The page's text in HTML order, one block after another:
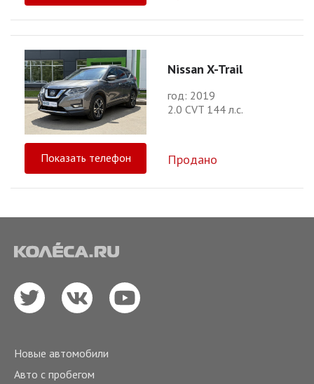
Nissan X-Trail
год: 2019
2.0 CVT 144 л.с.
Показать телефон Продано
Новые автомобили
Авто с пробегом